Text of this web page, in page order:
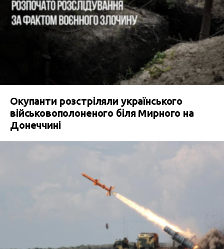
Окупанти розстріляли українського
військовополоненого біля Мирного на
Донеччині